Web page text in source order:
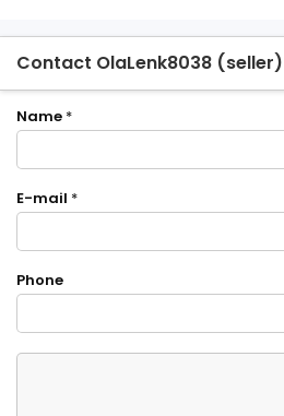
Contact OlaLenk8038 (seller)
Name *
E-mail *
Phone